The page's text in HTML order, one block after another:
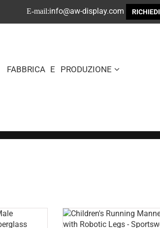
E-mail:info@aw-display.com
FABBRICA E PRODUZIONE